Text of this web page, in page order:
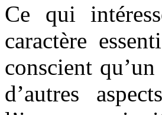
Ce qui
caractère
conscient
d’autres